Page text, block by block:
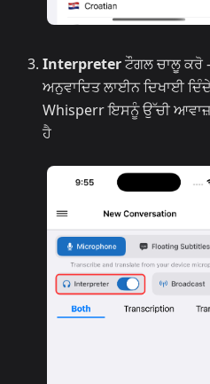
Interpreterਟੌਗਲ ਚਾਲੂ ਕਰੋ
ਅਨੁਵਾਦਿਤ ਲਾਈਨ ਦਿਖਾਈ
Whisperr ਇਸਨੂੰ ਉੱਚੀ ਆਵਾਜ਼
ਹੈ